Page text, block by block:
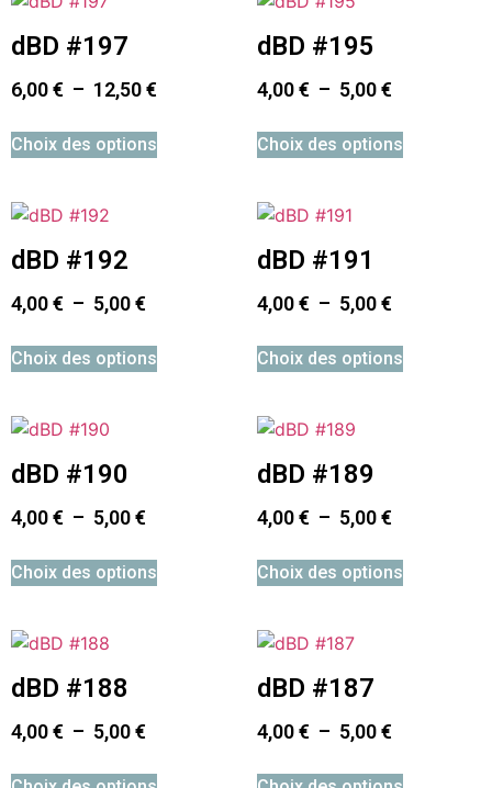
dBD #197
6,00€ – 12,50€
Choix des options
dBD #195
4,00€ – 5,00€
Choix des options
dBD #192
4,00€ – 5,00€
Choix des options
dBD #191
4,00€ – 5,00€
Choix des options
dBD #190
4,00€ – 5,00€
Choix des options
dBD #189
4,00€ – 5,00€
Choix des options
dBD #188
4,00€ – 5,00€
dBD #187
4,00€ – 5,00€